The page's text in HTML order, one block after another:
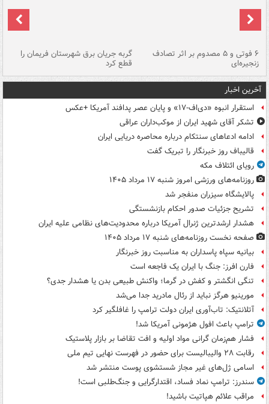
۶ فوتی و ۵ مصدوم بر اثر تصادف
زنجیره‌ای
گربه جریان برق شهرستان فریمان را
قطع کرد
آخرین اخبار
استقرار انبوه «دی‌اف‑۱۷» و پایان عصر پدافند آمریکا +عکس
تشکر آقای شهید ایران از موکب‌داران عراقی
ادامه ادعاهای سنتکام درباره محاصره دریایی ایران
قالیباف روز خبرنگار را تبریک گفت
رویای ائتلاف مکه
روزنامه‌های ورزشی امروز ‌شنبه ۱۷ مرداد ۱۴۰۵
پالایشگاه سیزران منفجر شد
تشریح جزئیات صدور احکام بازنشستگی
هشدار ارشدترین ژنرال آمریکا درباره محدودیت‌های نظامی علیه ایران
صفحه نخست روزنامه‌های شنبه ۱۷ مرداد ۱۴۰۵
بیانیه سپاه پاسداران به مناسبت روز خبرنگار
فارن افرز: جنگ با ایران یک فاجعه است
تنگی انگشتر و کفش در گرما؛ واکنش طبیعی بدن یا هشدار جدی؟
مورینیو هرگز نباید از رئال مادرید جدا می‌شد
آتلانتیک: تاب‌آوری ایران دولت ترامپ را غافلگیر کرد
ترامپ باعث افول هژمونی آمریکا شد!
فشار هم‌زمان گرانی مواد اولیه و افت تقاضا بر بازار پلاستیک
رقابت ۲۸ والیبالیست برای حضور در فهرست نهایی تیم ملی
اسامی ژل‌های غیر مجاز شستشوی پوست منتشر شد
سندرز: ترامپ نماد فساد، اقتدارگرایی و جنگ‌طلبی است!
مراقب علائم هپاتیت باشید!